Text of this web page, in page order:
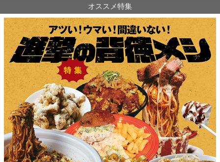
オススメ特集